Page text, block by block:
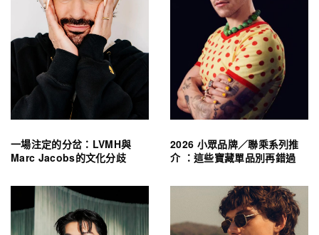
一場注定的分岔：LVMH與
Marc Jacobs的文化分歧
2026 小眾品牌／聯乘系列推
介 ：這些寶藏單品別再錯過